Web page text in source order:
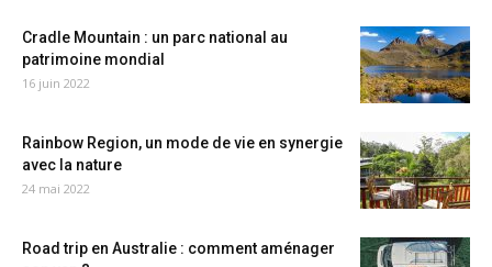
Cradle Mountain : un parc national au
patrimoine mondial
16 juin 2022
Rainbow Region, un mode de vie en synergie
avec la nature
24 mai 2022
Road trip en Australie : comment aménager